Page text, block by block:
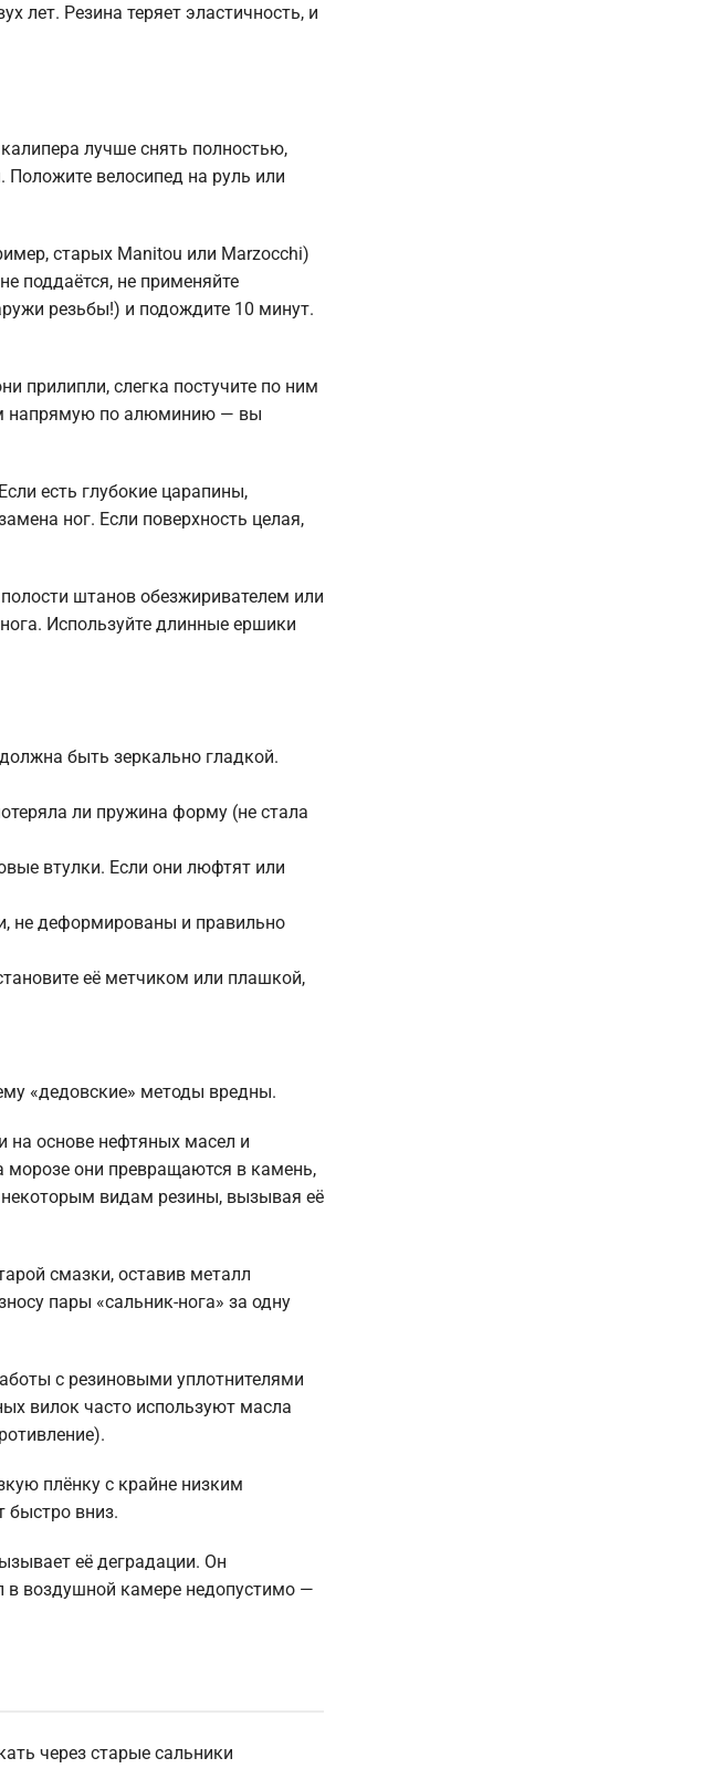
лет. Резина теряет эластичность, и
лучше снять полностью,
велосипед на руль или
старых Manitou или Marzocchi)
поддаётся, не применяйте
резьбы!) и подождите 10 минут.
прилипли, слегка постучите по ним
напрямую по алюминию — вы
есть глубокие царапины,
ног. Если поверхность целая,
штанов обезжиривателем или
Используйте длинные ершики
быть зеркально гладкой.
ли пружина форму (не стала
втулки. Если они люфтят или
не деформированы и правильно
её метчиком или плашкой,
«дедовские» методы вредны.
на основе нефтяных масел и
они превращаются в камень,
некоторым видам резины, вызывая её
смазки, оставив металл
пары «сальник-нога» за одну
с резиновыми уплотнителями
вилок часто используют масла
плёнку с крайне низким
быстро вниз.
её деградации. Он
в воздушной камере недопустимо —
через старые сальники